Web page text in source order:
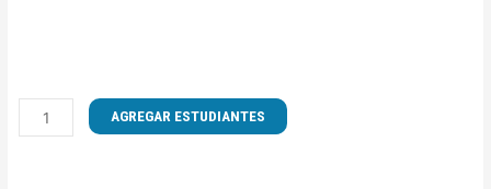
CURSO
DE
AGREGAR ESTUDIANTES